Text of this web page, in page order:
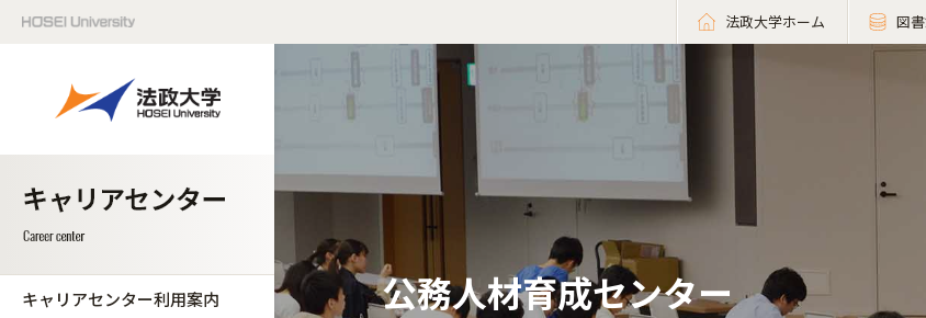
法政大学ホーム 図
キャリアセンター利用案内 公務人材育成センター